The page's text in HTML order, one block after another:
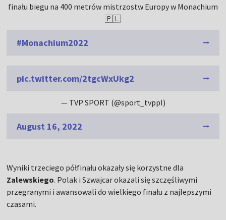
finału biegu na 400 metrów mistrzostw Europy w Monachium
🇵🇱
#Monachium2022
pic.twitter.com/2tgcWxUkg2
— TVP SPORT (@sport_tvppl)
August 16, 2022
Wyniki trzeciego półfinału okazały się korzystne dla
Zalewskiego. Polak i Szwajcar okazali się szczęśliwymi
przegranymi i awansowali do wielkiego finału z najlepszymi
czasami.